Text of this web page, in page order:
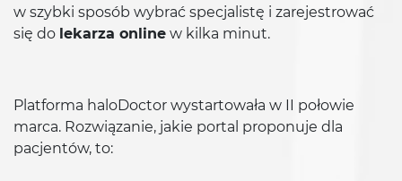
w szybki sposób wybrać specjalistę i zarejestrować
się do lekarza online w kilka minut.
Platforma haloDoctor wystartowała w II połowie
marca. Rozwiązanie, jakie portal proponuje dla
pacjentów, to: